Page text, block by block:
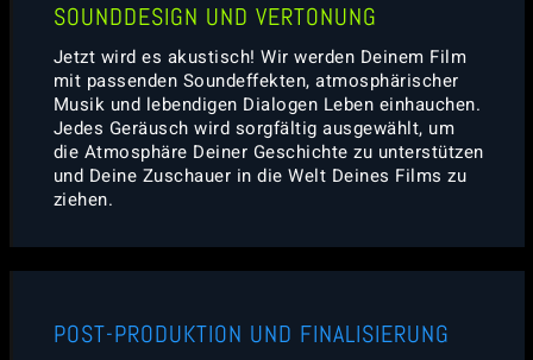
SOUNDDESIGN UND VERTONUNG
Jetzt wird es akustisch! Wir werden Deinem Film
mit passenden Soundeffekten, atmosphärischer
Musik und lebendigen Dialogen Leben einhauchen.
Jedes Geräusch wird sorgfältig ausgewählt, um
die Atmosphäre Deiner Geschichte zu unterstützen
und Deine Zuschauer in die Welt Deines Films zu
ziehen.
POST-PRODUKTION UND FINALISIERUNG